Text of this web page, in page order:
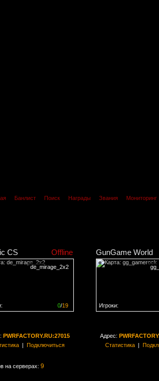
Банлист Поиск Награды Звания Мониторинг
CS Offline
de_mirage_2x2
0/19
GunGame World
Игроки:
PWRFACTORY.RU:27015
| Подключиться
Адрес:
Статистика|
на серверах: 9